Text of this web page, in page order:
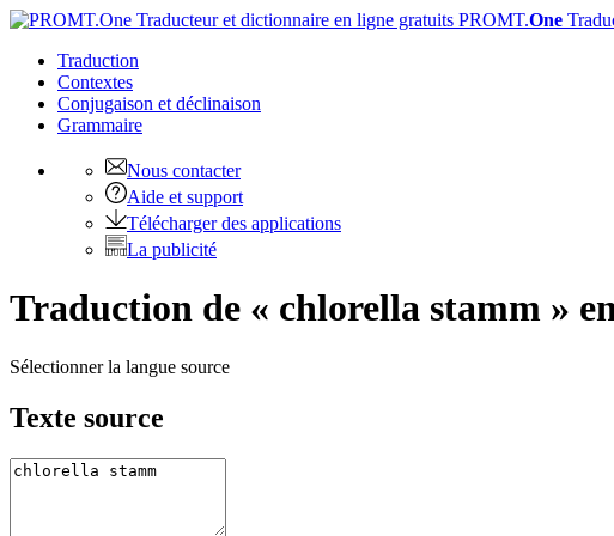
PROMT.One
Traduction
Contextes
Conjugaison et déclinaison
Grammaire
Nous contacter
Aide et support
Télécharger des applications
La publicité
Traduction de « chlorella stamm »
Sélectionner la langue source
Texte source